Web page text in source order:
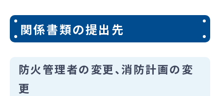
関係書類の提出先
防火管理者の変更、消防計画の変
更